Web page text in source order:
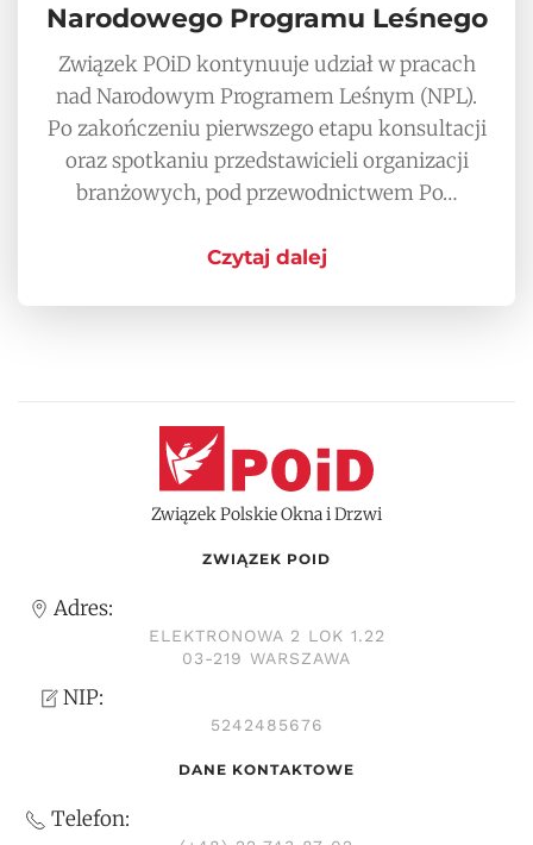
Narodowego Programu Leśnego
Związek POiD kontynuuje udział w pracach
nad Narodowym Programem Leśnym (NPL).
Po zakończeniu pierwszego etapu konsultacji
oraz spotkaniu przedstawicieli organizacji
branżowych, pod przewodnictwem Po…
Czytaj dalej
Związek Polskie Okna i Drzwi
ZWIĄZEK POID
Adres:
ELEKTRONOWA 2 LOK 1.22
03-219 WARSZAWA
NIP:
5242485676
DANE KONTAKTOWE
Telefon: